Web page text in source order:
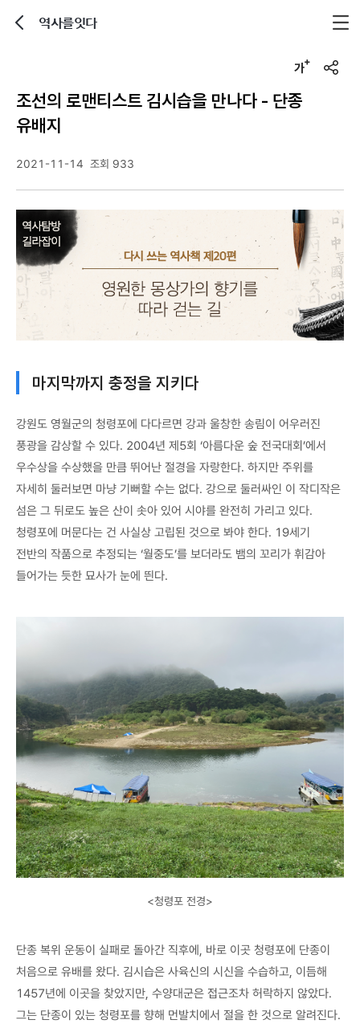
역사를잇다
u
조선의 로맨티스트 김시습을 만나다 - 단종
유배지
2021-11-14 조회 933
마지막까지 충정을 지키다
강원도 영월군의 청령포에 다다르면 강과 울창한 송림이 어우러진
풍광을 감상할 수 있다. 2004년 제5회 ‘아름다운 숲 전국대회’에서
우수상을 수상했을 만큼 뛰어난 절경을 자랑한다. 하지만 주위를
자세히 둘러보면 마냥 기뻐할 수는 없다. 강으로 둘러싸인 이 작디작은
섬은 그 뒤로도 높은 산이 솟아 있어 시야를 완전히 가리고 있다.
청령포에 머문다는 건 사실상 고립된 것으로 봐야 한다. 19세기
전반의 작품으로 추정되는 ‘월중도’를 보더라도 뱀의 꼬리가 휘감아
들어가는 듯한 묘사가 눈에 띈다.
<청령포 전경>
단종 복위 운동이 실패로 돌아간 직후에, 바로 이곳 청령포에 단종이
처음으로 유배를 왔다. 김시습은 사육신의 시신을 수습하고, 이듬해
1457년에 이곳을 찾았지만, 수양대군은 접근조차 허락하지 않았다.
그는 단종이 있는 청령포를 향해 먼발치에서 절을 한 것으로 알려진다.